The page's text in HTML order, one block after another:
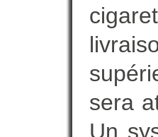
sera
Un